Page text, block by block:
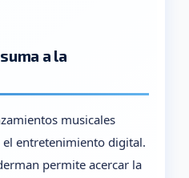
a la
musicales
entretenimiento digital.
permite acercar la